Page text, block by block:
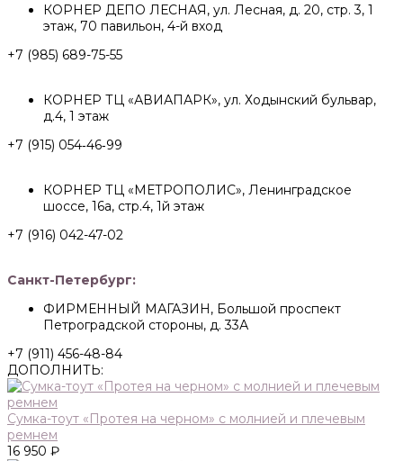
КОРНЕР ДЕПО ЛЕСНАЯ, ул. Лесная, д. 20, стр. 3, 1
этаж, 70 павильон, 4-й вход
+7 (985) 689-75-55
КОРНЕР ТЦ «АВИАПАРК», ул. Ходынский бульвар,
д.4, 1 этаж
+7 (915) 054‑46‑99
КОРНЕР ТЦ «МЕТРОПОЛИС», Ленинградское
шоссе, 16а, стр.4, 1й этаж
+7 (916) 042-47-02
Санкт-Петербург:
ФИРМЕННЫЙ МАГАЗИН, Большой проспект
Петроградской стороны, д. 33А
+7 (911) 456-48-84
ДОПОЛНИТЬ:
Сумка-тоут «Протея на черном» с молнией и плечевым
ремнем
16 950 ₽